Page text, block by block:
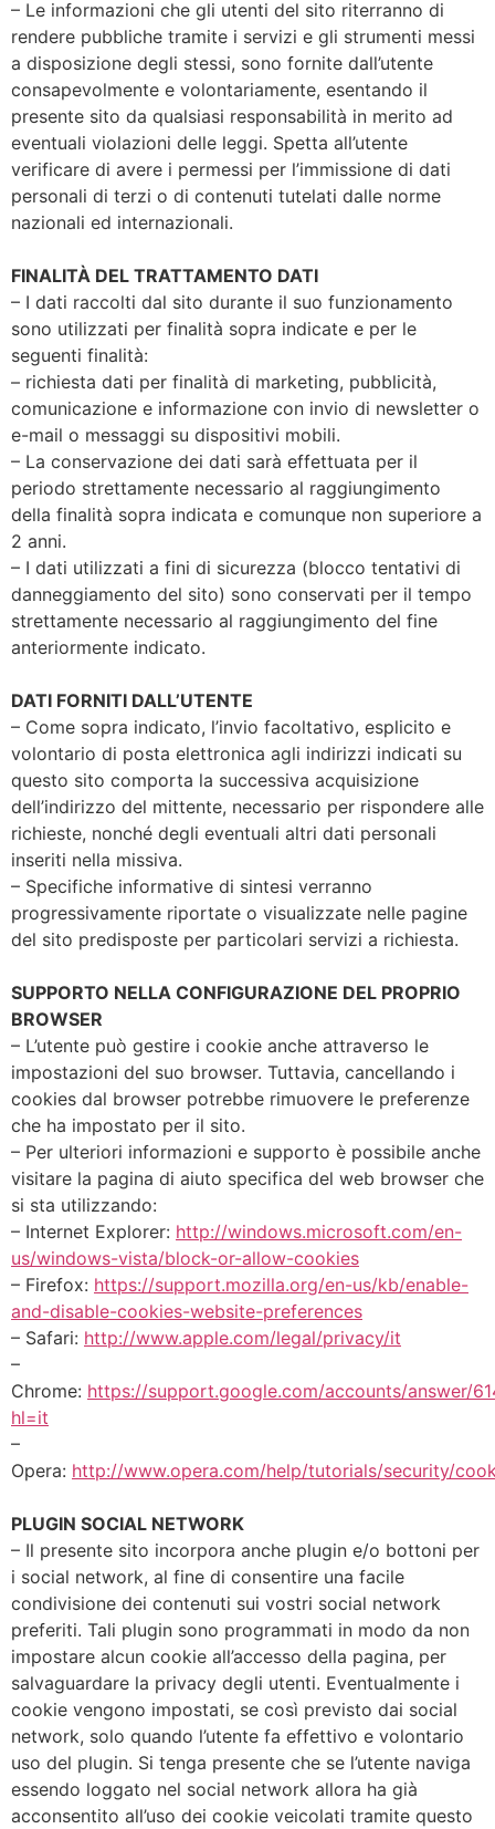
– Le informazioni che gli utenti del sito riterranno di
rendere pubbliche tramite i servizi e gli strumenti messi
a disposizione degli stessi, sono fornite dall’utente
consapevolmente e volontariamente, esentando il
presente sito da qualsiasi responsabilità in merito ad
eventuali violazioni delle leggi. Spetta all’utente
verificare di avere i permessi per l’immissione di dati
personali di terzi o di contenuti tutelati dalle norme
nazionali ed internazionali.
FINALITÀ DEL TRATTAMENTO DATI
– I dati raccolti dal sito durante il suo funzionamento
sono utilizzati per finalità sopra indicate e per le
seguenti finalità:
– richiesta dati per finalità di marketing, pubblicità,
comunicazione e informazione con invio di newsletter o
e-mail o messaggi su dispositivi mobili.
– La conservazione dei dati sarà effettuata per il
periodo strettamente necessario al raggiungimento
della finalità sopra indicata e comunque non superiore a
2 anni.
– I dati utilizzati a fini di sicurezza (blocco tentativi di
danneggiamento del sito) sono conservati per il tempo
strettamente necessario al raggiungimento del fine
anteriormente indicato.
DATI FORNITI DALL’UTENTE
– Come sopra indicato, l’invio facoltativo, esplicito e
volontario di posta elettronica agli indirizzi indicati su
questo sito comporta la successiva acquisizione
dell’indirizzo del mittente, necessario per rispondere alle
richieste, nonché degli eventuali altri dati personali
inseriti nella missiva.
– Specifiche informative di sintesi verranno
progressivamente riportate o visualizzate nelle pagine
del sito predisposte per particolari servizi a richiesta.
SUPPORTO NELLA CONFIGURAZIONE DEL PROPRIO
BROWSER
– L’utente può gestire i cookie anche attraverso le
impostazioni del suo browser. Tuttavia, cancellando i
cookies dal browser potrebbe rimuovere le preferenze
che ha impostato per il sito.
– Per ulteriori informazioni e supporto è possibile anche
visitare la pagina di aiuto specifica del web browser che
si sta utilizzando:
– Internet Explorer: http://windows.microsoft.com/en-
us/windows-vista/block-or-allow-cookies
– Firefox: https://support.mozilla.org/en-us/kb/enable-
and-disable-cookies-website-preferences
– Safari: http://www.apple.com/legal/privacy/it
–
Chrome: https://support.google.com/accounts/answer/
hl=it
–
Opera: http://www.opera.com/help/tutorials/security/
PLUGIN SOCIAL NETWORK
– Il presente sito incorpora anche plugin e/o bottoni per
i social network, al fine di consentire una facile
condivisione dei contenuti sui vostri social network
preferiti. Tali plugin sono programmati in modo da non
impostare alcun cookie all’accesso della pagina, per
salvaguardare la privacy degli utenti. Eventualmente i
cookie vengono impostati, se così previsto dai social
network, solo quando l’utente fa effettivo e volontario
uso del plugin. Si tenga presente che se l’utente naviga
essendo loggato nel social network allora ha già
acconsentito all’uso dei cookie veicolati tramite questo